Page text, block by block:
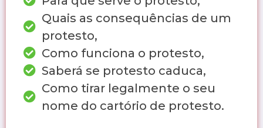
Quais as consequências de um
protesto,
Como funciona o protesto,
Saberá se protesto caduca,
Como tirar legalmente o seu
nome do cartório de protesto.